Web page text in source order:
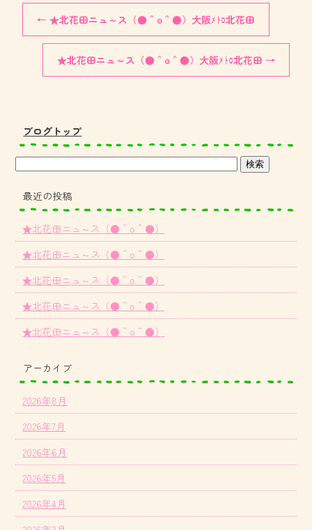
← ★北花田ニュ～ス（●＾o＾●）大阪ﾒﾄﾛ北花田
★北花田ニュ～ス（●＾o＾●）大阪ﾒﾄﾛ北花田 →
ブログトップ
最近の投稿
★北花田ニュ～ス（●＾o＾●）
★北花田ニュ～ス（●＾o＾●）
★北花田ニュ～ス（●＾o＾●）
★北花田ニュ～ス（●＾o＾●）
★北花田ニュ～ス（●＾o＾●）
アーカイブ
2026年8月
2026年7月
2026年6月
2026年5月
2026年4月